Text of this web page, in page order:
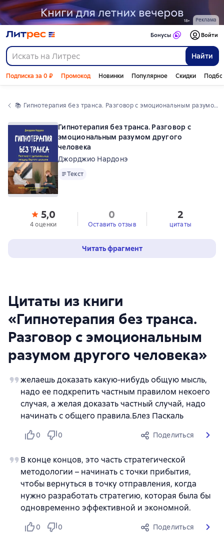
Реклама
Найти
Бонусы Войти
Подписка за 0 ₽ Промокод Новинки Популярное Скидки
📚 Гипнотерапия без транса. Разговор с эмоциональным разумом другого человека
Цитаты из книги
«Гипнотерапия без транса.
Разговор с эмоциональным
разумом другого человека»
желаешь доказать какую-нибудь общую мысль,
надо ее подкрепить частным правилом некоего
случая, а желая доказать частный случай, надо
начинать с общего правила.Блез Паскаль
0 0 Поделиться
В конце концов, это часть стратегической
методологии – начинать с точки прибытия,
чтобы вернуться в точку отправления, когда
нужно разработать стратегию, которая была бы
одновременно эффективной и экономной.
0 0 Поделиться
Гипнотерапия без транса. Разговор с
эмоциональным разумом другого
человека
Джорджио Нардонэ
Текст
Текст
5,0
4 оценки
0
Оставить отзыв
2
цитаты
Читать фрагмент